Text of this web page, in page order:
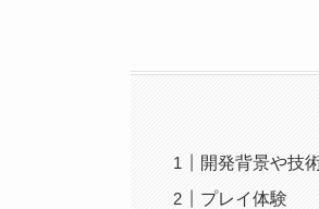
開発背景や技
プレイ体験